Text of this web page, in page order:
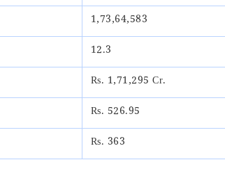
1,73,64,583
12.3
Rs. 1,71,295 Cr.
Rs. 526.95
Rs. 363